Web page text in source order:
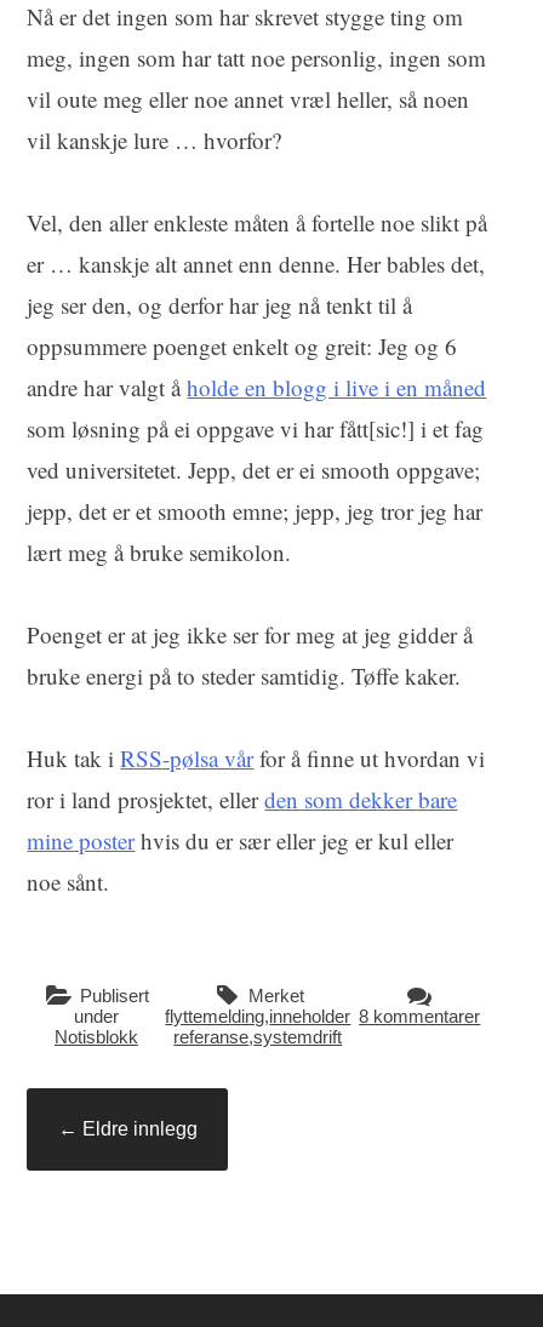
Nå er det ingen som har skrevet stygge ting om
meg, ingen som har tatt noe personlig, ingen som
vil oute meg eller noe annet vræl heller, så noen
vil kanskje lure … hvorfor?
Vel, den aller enkleste måten å fortelle noe slikt på
er … kanskje alt annet enn denne. Her bables det,
jeg ser den, og derfor har jeg nå tenkt til å
oppsummere poenget enkelt og greit: Jeg og 6
andre har valgt åholde en blogg i live i en måned
som løsning på ei oppgave vi har fått[sic!] i et fag
ved universitetet. Jepp, det er ei smooth oppgave;
jepp, det er et smooth emne; jepp, jeg tror jeg har
lært meg å bruke semikolon.
Poenget er at jeg ikke ser for meg at jeg gidder å
bruke energi på to steder samtidig.Tøffe kaker.
Huk tak iRSS-pølsa vårfor å finne ut hvordan vi
ror i land prosjektet, ellerden som dekker bare
mine posterhvis du er sær eller jeg er kul eller
noe sånt.
Publisert
under
Notisblokk
Merket
flyttemelding,inneholder
referanse,systemdrift
8 kommentarer
Innleggsnavigasjon
← Eldre innlegg